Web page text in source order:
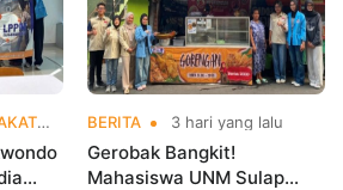
3 hari yang lalu
BERITA 3 hari yang lalu
Gerobak Bangkit!
Mahasiswa UNM Sulap